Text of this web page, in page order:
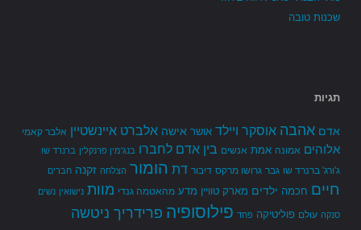
שכנות טובה
תגיות
אדם אהבה אוסקר ויילד אושר אישה אלברט איינשטיין אלבר קאמי
אלוהים אמונה אמת אנשים בין אדם לחברו בנג'מין פרנקלין ברנרד שו
ג'ורג' ברנרד שו גבר גרושו מרקס דיבור דת הומור הצלחה זקנה חברים
חיים חכמה ילדים מארק טוויין מדע מהאטמה גנדי מוות נישואין נשים
סנקה עולם פוליטיקה פחד פילוסופיה פרידריך ניטשה